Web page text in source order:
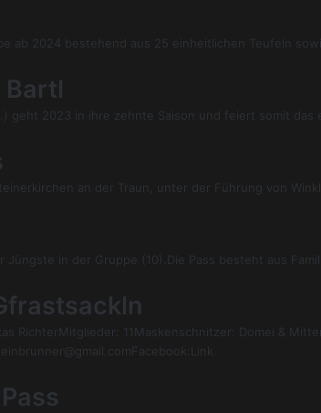
ab 2024 bestehend aus 25 einheitlichen Teufeln
Bartl
geht 2023 in ihre zehnte Saison und feiert somit das
an der Traun, unter der Führung von
in der Gruppe (10).Die Pass besteht aus
RichterMitglieder: 11Maskenschnitzer: Domei &